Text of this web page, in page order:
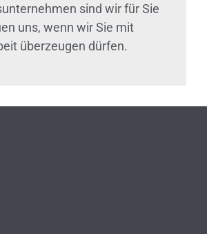
sind wir für Sie
uns, wenn wir Sie mit
überzeugen dürfen.